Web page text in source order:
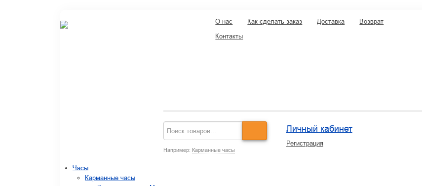
О нас Как сделать заказ Доставка
Возврат
Контакты
Например: Карманные часы
Личный кабинет
Регистрация
Часы
Карманные часы